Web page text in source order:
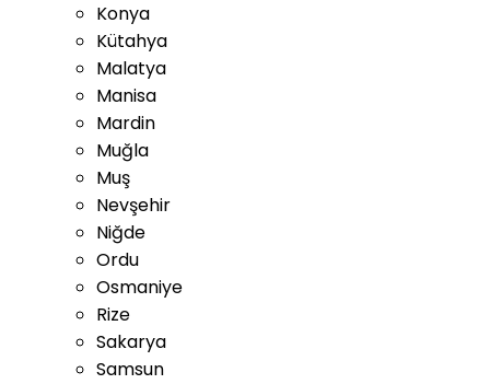
Konya
Kütahya
Malatya
Manisa
Mardin
Muğla
Muş
Nevşehir
Niğde
Ordu
Osmaniye
Rize
Sakarya
Samsun